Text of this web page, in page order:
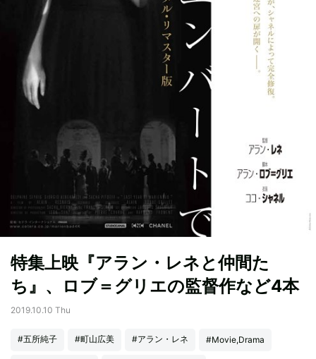
特集上映『アラン・レネと仲間た
ち』、ロブ＝グリエの監督作など4本
2019.10.10 Thu
#五所純子 #町山広美 #アラン・レネ #Movie,Drama